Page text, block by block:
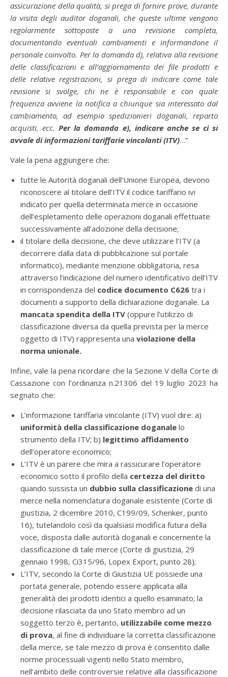
assicurazione della qualità, si prega di fornire prove, durante
la visita degli auditor doganali, che queste ultime vengono
regolarmente sottoposte a una revisione completa,
documentando eventuali cambiamenti e informandone il
personale coinvolto. Per la domanda d), relativa alla revisione
delle classificazioni e all’aggiornamento dei file prodotti e
delle relative registrazioni, si prega di indicare come tale
revisione si svolge, chi ne è responsabile e con quale
frequenza avviene la notifica a chiunque sia interessato dal
cambiamento, ad esempio spedizionieri doganali, reparto
acquisti, ecc.Per la domanda e), indicare anche se ci si
avvale di informazioni tariffarie vincolanti (ITV)…”
Vale la pena aggiungere che:
tutte le Autorità doganali dell’Unione Europea, devono
riconoscere al titolare dell’ITV il codice tariffario ivi
indicato per quella determinata merce in occasione
dell’espletamento delle operazioni doganali effettuate
successivamente all’adozione della decisione;
il titolare della decisione, che deve utilizzare l’ITV (a
decorrere dalla data di pubblicazione sul portale
informatico), mediante menzione obbligatoria, resa
attraverso l’indicazione del numero identificativo dell’ITV
in corrispondenza del codice documento C626 tra i
documenti a supporto della dichiarazione doganale. La
mancata spendita della ITV (oppure l’utilizzo di
classificazione diversa da quella prevista per la merce
oggetto di ITV) rappresenta una violazione della
norma unionale.
Infine, vale la pena ricordare che la Sezione V della Corte di
Cassazione con l’ordinanza n.21306 del 19 luglio 2023 ha
segnato che:
L’informazione tariffaria vincolante (ITV) vuol dire: a)
uniformità della classificazione doganale lo
strumento della ITV; b) legittimo affidamento
dell’operatore economico;
L’ITV è un parere che mira a rassicurare l’operatore
economico sotto il profilo della certezza del diritto
quando sussista un dubbio sulla classificazione di una
merce nella nomenclatura doganale esistente (Corte di
giustizia, 2 dicembre 2010, C199/09, Schenker, punto
16), tutelandolo così da qualsiasi modifica futura della
voce, disposta dalle autorità doganali e concernente la
classificazione di tale merce (Corte di giustizia, 29
gennaio 1998, Ci315/96, Lopex Export, punto 28);
L’ITV, secondo la Corte di Giustizia UE possiede una
portata generale, potendo essere applicata alla
generalità dei prodotti identici a quello esaminato; la
decisione rilasciata da uno Stato membro ad un
soggetto terzo è, pertanto, utilizzabile come mezzo
di prova, al fine di individuare la corretta classificazione
della merce, se tale mezzo di prova è consentito dalle
norme processuali vigenti nello Stato membro,
nell’ambito delle controversie relative alla classificazione